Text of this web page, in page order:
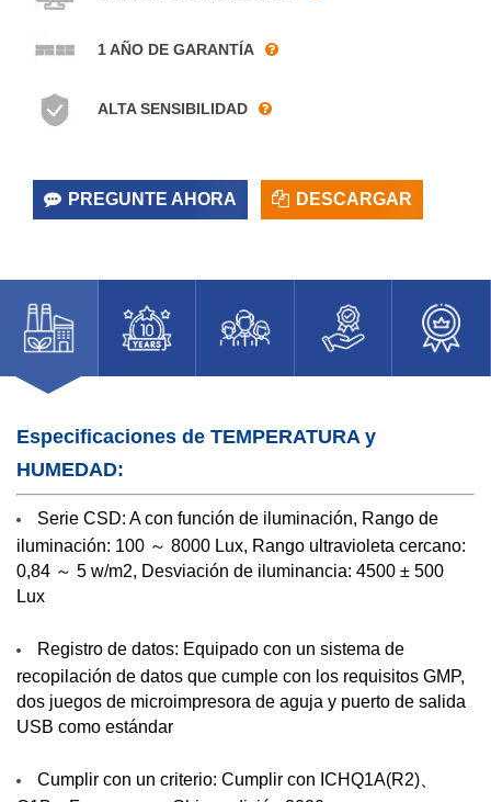
1 AÑO DE GARANTÍA
ALTA SENSIBILIDAD
PREGUNTE AHORA DESCARGAR
Especificaciones de TEMPERATURA y
HUMEDAD:
Serie CSD: A con función de iluminación, Rango de
iluminación: 100 ～ 8000 Lux, Rango ultravioleta cercano:
0,84 ～ 5 w/m2, Desviación de iluminancia: 4500 ± 500
Lux
Registro de datos: Equipado con un sistema de
recopilación de datos que cumple con los requisitos GMP,
dos juegos de microimpresora de aguja y puerto de salida
USB como estándar
Cumplir con un criterio: Cumplir con ICHQ1A(R2)、